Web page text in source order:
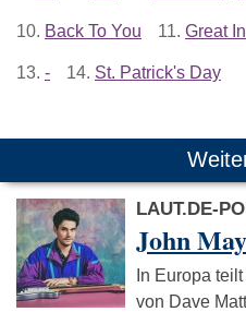
10. Back To You 11. Great
13. - 14. St. Patrick's Day
LAUT.DE-
John
In Europa
von Dave